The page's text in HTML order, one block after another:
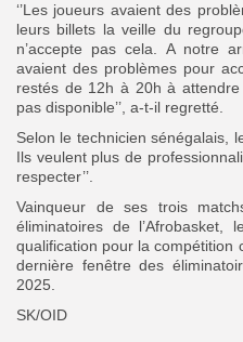
‘’Les joueurs avaient des
leurs billets la veille du
n’accepte pas cela. A notre
avaient des problèmes pour
restés de 12h à 20h à attendre
pas disponible’’, a-t-il regretté.
Selon le technicien sénégalais,
Ils veulent plus de
respecter’’.
Vainqueur de ses trois
éliminatoires de
qualification pour la compétition
dernière fenêtre des
2025.
SK/OID